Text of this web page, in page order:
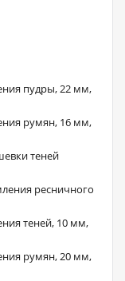
пудры, 22 мм,
румян, 16 мм,
теней
ресничного
теней, 10 мм,
румян, 20 мм,